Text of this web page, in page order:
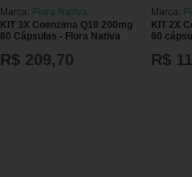
Marca: Flora Nativa
KIT 3X Coenzima Q10 200mg
60 Cápsulas - Flora Nativa
R$ 209,70
Marca:
KIT 2X
60
R$